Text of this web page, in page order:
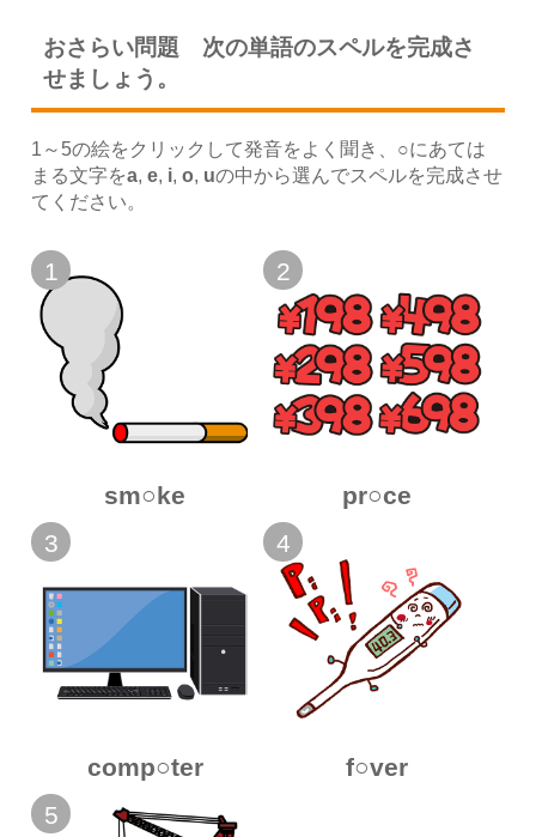
おさらい問題 次の単語のスペルを完成さ
せましょう。
1～5の絵をクリックして発音をよく聞き、○にあては
まる文字をa,e, i,o, uの中から選んでスペルを完成させ
てください。
1
sm○ke
2
pr○ce
3
comp○ter
4
f○ver
5